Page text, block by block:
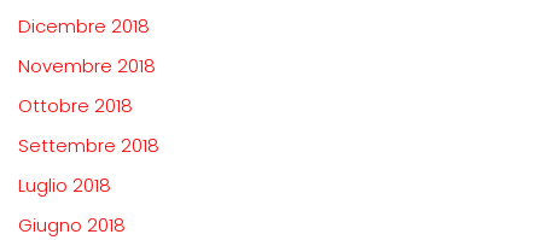
Dicembre 2018
Novembre 2018
Ottobre 2018
Settembre 2018
Luglio 2018
Giugno 2018